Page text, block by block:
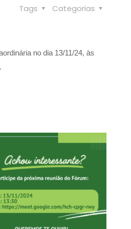
Categorias
Tags
no dia 13/11/24, às